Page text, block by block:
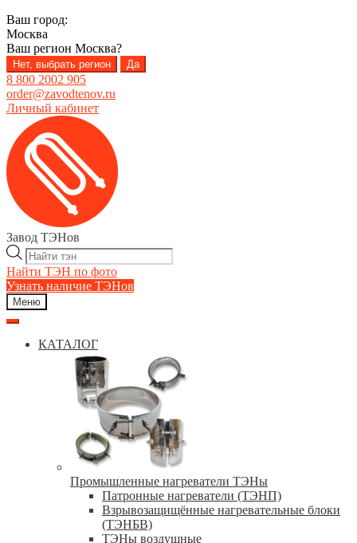
Ваш город:
Москва
Ваш регион Москва?
Нет, выбрать регион Да
8 800 2002 905
order@zavodtenov.ru
Личный кабинет
Перейти
навигации
Перейти
содержимому
Завод ТЭНов
Поиск
товаров
Найти ТЭН по фото
Узнать наличие ТЭНов
Меню
КАТАЛОГ
Промышленные нагреватели ТЭНы
Патронные нагреватели (ТЭНП)
Взрывозащищённые нагревательные блоки
(ТЭНБВ)
ТЭНы воздушные